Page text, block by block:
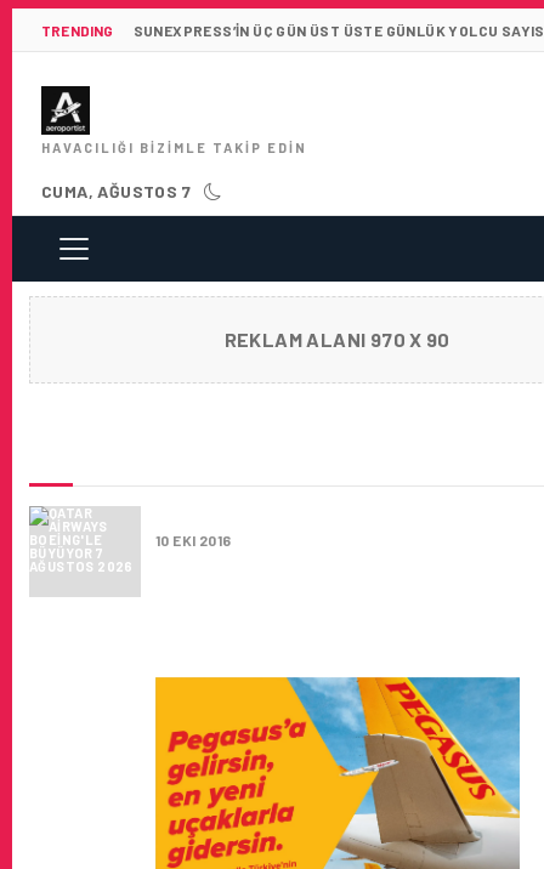
TRENDING SUNEXPRESS’IN ÜÇ GÜN ÜST ÜSTE GÜNLÜK YOLCU
HAVACILIĞI BIZIMLE TAKIP EDIN
CUMA, AĞUSTOS 7
REKLAM ALANI 970 X 90
10 EKI 2016